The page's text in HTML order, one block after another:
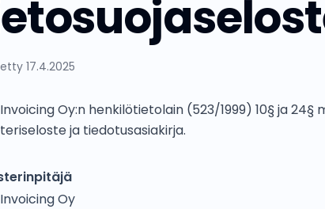
17.4.2025
Oy:n henkilötietolain (523/1999) 10§ ja
ja tiedotusasiakirja.
Oy